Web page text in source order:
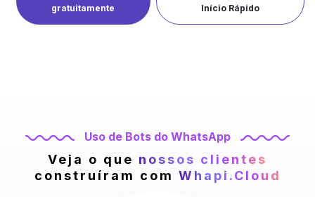
gratuitamente
Início Rápido
Uso de Bots do WhatsApp
Veja o que nossos clientes
construíram com Whapi.Cloud